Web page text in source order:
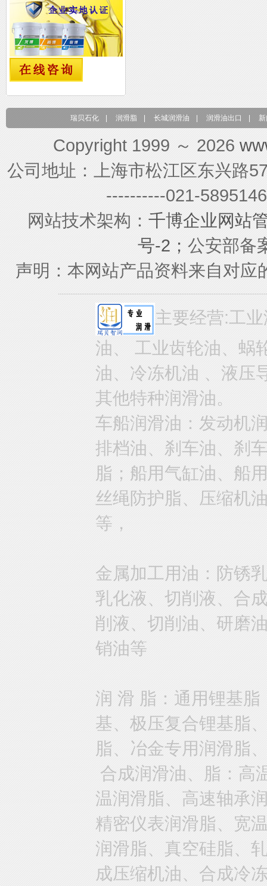
瑞贝石化 润滑脂 长城润滑油 润滑油出口
Copyright 1999 ～ 2026
公司地址：上海市松江区东兴路
----------021-
网站技术架构：千博企业网站
号-2；公安部备
声明：本网站产品资料来自对
主要经营:工
油、 工业齿轮油、蜗
油、冷冻机油 、液压
其他特种润滑油。
车船润滑油：发动机
排档油、刹车油、刹
脂；船用气缸油、船
丝绳防护脂、压缩机
等，
金属加工用油：防锈
乳化液、切削液、合
削液、切削油、研磨
销油等
润 滑 脂：通用锂基
基、极压复合锂基脂
脂、冶金专用润滑脂
合成润滑油、脂：高
温润滑脂、高速轴承
精密仪表润滑脂、宽
润滑脂、真空硅脂、
成压缩机油、合成冷